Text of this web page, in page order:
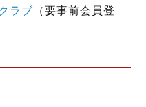
ラブ （要事前会員登